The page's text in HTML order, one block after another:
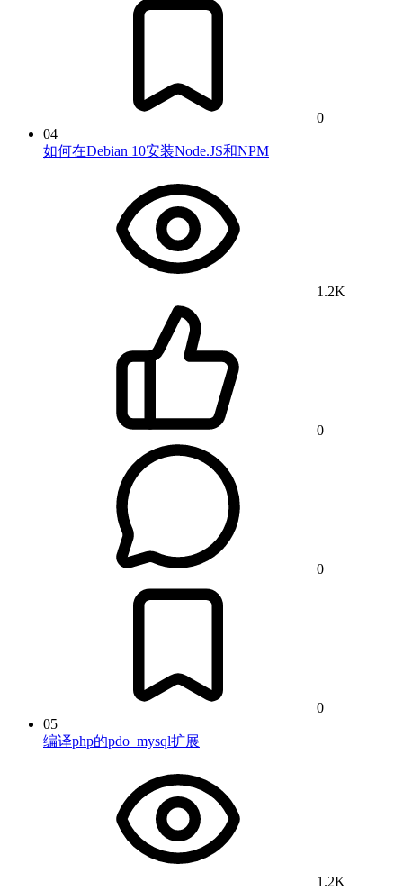
0
04
如何在Debian 10安装Node.JS和NPM
1.2K
0
0
0
05
编译php的pdo_mysql扩展
1.2K